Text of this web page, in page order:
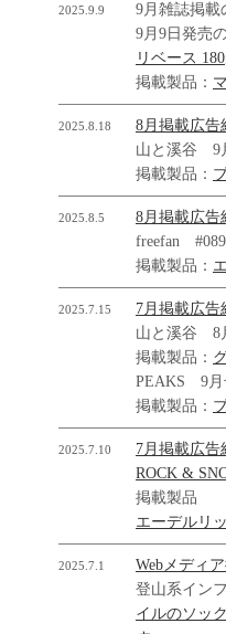
2025.9.9
9月雑誌掲載
9月9日発売
リベース 180
掲載製品：
2025.8.18
8月掲載広告
山と溪谷 9
掲載製品：
2025.8.5
8月掲載広告
freefan #089
掲載製品：
2025.7.15
7月掲載広告
山と溪谷 8
掲載製品：
PEAKS 9月
掲載製品：
2025.7.10
7月掲載広告
ROCK &
掲載製品
エーデルリ
2025.7.1
Webメディ
登山系イン
イルのソッ